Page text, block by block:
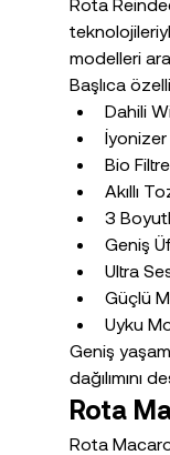
modelleri
Başlıca
Dahili
İyonizer
Bio Filtre
Akıllı
3
Geniş
Ultra
Güçlü
Uyku
Geniş
dağılımını
Rota
Rota